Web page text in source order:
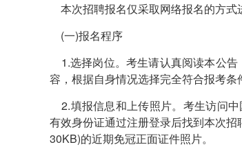
本次招聘报名仅采取网络报名的方式
(一)报名程序
1.选择岗位。考生请认真阅读本公
容，根据自身情况选择完全符合报考条
2.填报信息和上传照片。考生访问中
有效身份证通过注册登录后找到本次
30KB)的近期免冠正面证件照片。